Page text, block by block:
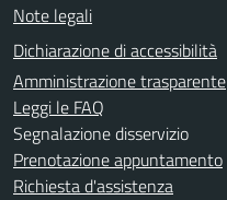
Note legali
Dichiarazione di accessibilità
Amministrazione trasparente
Leggi le FAQ
Segnalazione disservizio
Prenotazione appuntamento
Richiesta d'assistenza